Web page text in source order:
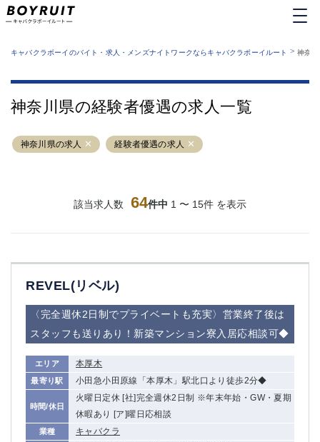
業種から探す
運営者情報
サイトマップ
キャバクラボーイのバイト・求人・メンズナイトワークならキャバクラボーイルート > 神奈
神奈川県の経験者優遇の求人一覧
神奈川県の求人 経験者優遇の求人
該当求人数 64件中 1 〜 15件 を表示
REVEL(リベル)
〈完全週休2日制でプライベートも充実〉営業終了後は
スタッフも送りあり！新築マンション寮入居応相談可◆
エリア 本厚木
最寄り駅 小田急小田原線「本厚木」駅北口より徒歩2分◆
時間/休日
火曜日定休 [社]完全週休2日制 ※年末年始・GW・夏期
休暇あり [ア]曜日応相談
業種 キャバクラ
六本木
池袋
吉祥寺
練馬
恵比寿
蒲田
①六本木 ②西麻布
大山
赤羽
品川
蒲田東口
立川（南口）
新宿
西葛西
中野
葛西
府中